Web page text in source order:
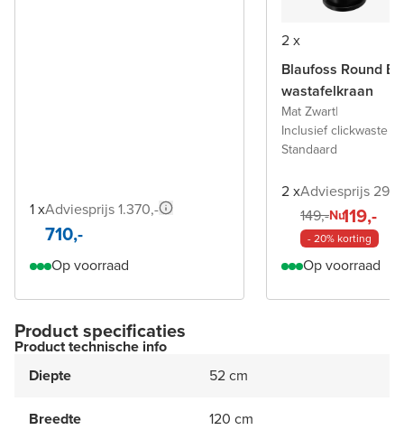
1 xAdviesprijs 1.370,-
710,-
Op voorraad
2 x
Blaufoss Round
wastafelkraan
Mat Zwart|
Inclusief clickwaste
Standaard
2 xAdviesprijs
149,-Nu119,-
- 20% korting
Op voorraad
Product specificaties
Product technische info
Diepte
52 cm
Breedte 120 cm